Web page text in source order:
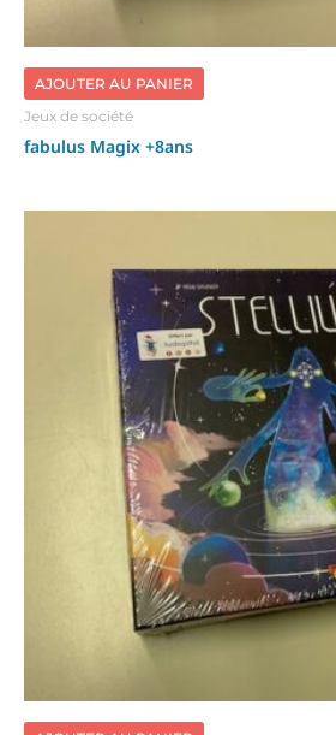
AJOUTER AU PANIER
Jeux de société
fabulus Magix +8ans